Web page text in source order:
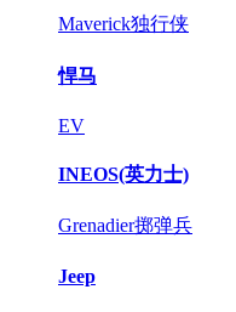
Maverick独行侠
悍马
EV
INEOS(英力士)
Grenadier掷弹兵
Jeep